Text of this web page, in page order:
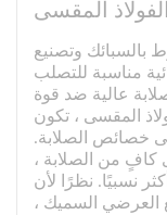
الفولاذ المقسى
بالسبائك وتصنيع
مناسبة للتصلب
عالية ضد قوة
المقسى ، تكون
إلى خصائص الصلابة.
من الصلابة ،
نسبيًا. نظرًا لأن
العرضي السميك ،